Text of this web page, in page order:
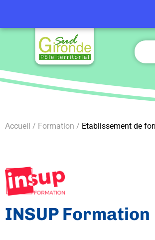
Accueil / Formation / Etablissement de
INSUP Formation